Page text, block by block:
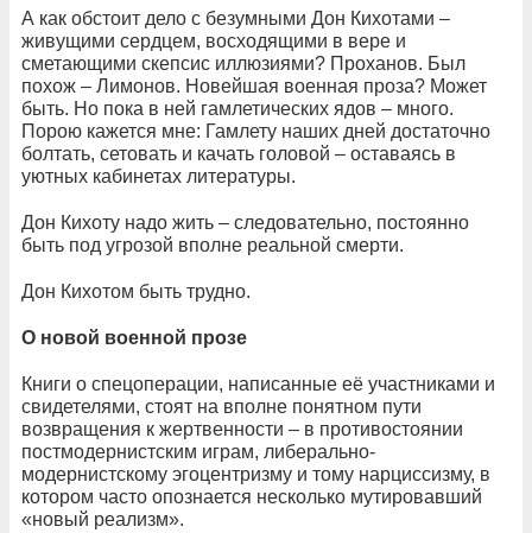
А как обстоит дело с безумными Дон Кихотами –
живущими сердцем, восходящими в вере и
сметающими скепсис иллюзиями? Проханов. Был
похож – Лимонов. Новейшая военная проза? Может
быть. Но пока в ней гамлетических ядов – много.
Порою кажется мне: Гамлету наших дней достаточно
болтать, сетовать и качать головой – оставаясь в
уютных кабинетах литературы.
Дон Кихоту надо жить – следовательно, постоянно
быть под угрозой вполне реальной смерти.
Дон Кихотом быть трудно.
О новой военной прозе
Книги о спецоперации, написанные её участниками и
свидетелями, стоят на вполне понятном пути
возвращения к жертвенности – в противостоянии
постмодернистским играм, либерально-
модернистскому эгоцентризму и тому нарциссизму, в
котором часто опознается несколько мутировавший
«новый реализм».